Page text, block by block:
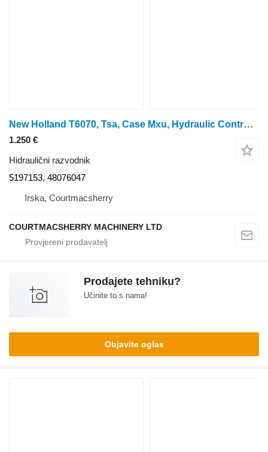
New Holland T6070, Tsa, Case Mxu, Hydraulic Control Valve 5197153, 48076047 hidraulični razvodnik za T6070 traktora na kotačima
1.250 €
Hidraulični razvodnik
5197153, 48076047
Irska, Courtmacsherry
COURTMACSHERRY MACHINERY LTD
Prodajete tehniku?
Učinite to s nama!
Objavite oglas